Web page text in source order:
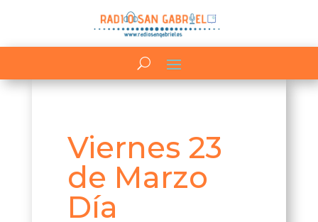
Viernes 23
de Marzo
Día